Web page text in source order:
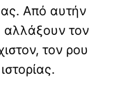
Από αυτήν
αλλάξουν τον
τον ρου